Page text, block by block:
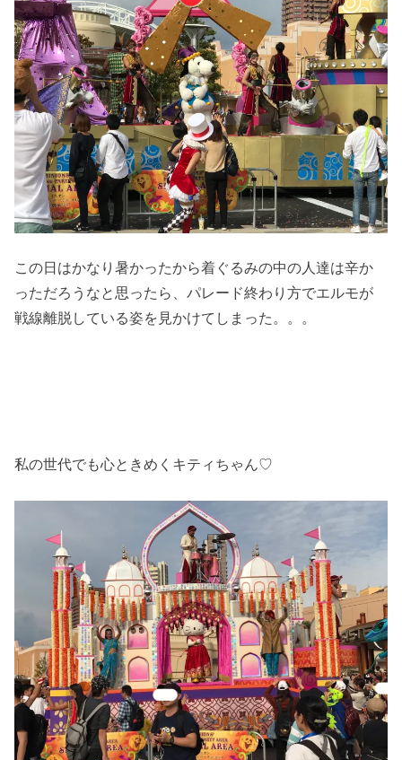
この日はかなり暑かったから着ぐるみの中の人達は辛か
っただろうなと思ったら、パレード終わり方でエルモが
戦線離脱している姿を見かけてしまった。。。
私の世代でも心ときめくキティちゃん♡